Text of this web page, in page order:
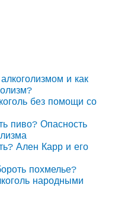
и как
без помощи со
пиво? Опасность
Ален Карр и его
похмелье?
народными